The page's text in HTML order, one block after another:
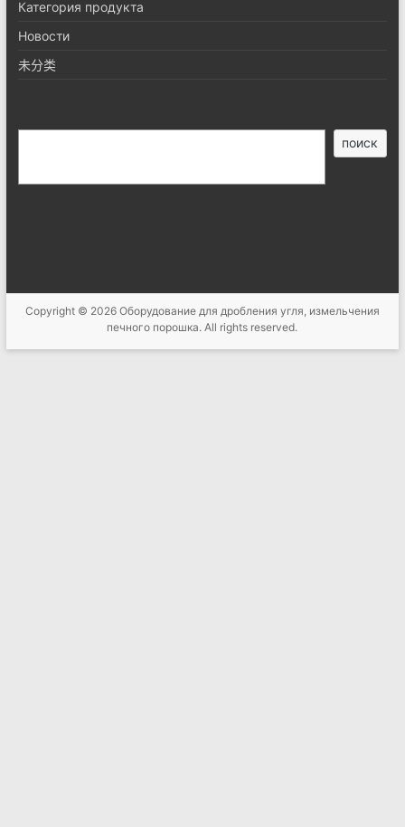
Категория продукта
Новости
未分类
поиск
Copyright © 2026 Оборудование для дробления угля, измельчения
печного порошка. All rights reserved.